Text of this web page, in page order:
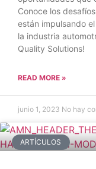
Conoce los
están impulsando
la industria
Quality Solutions!
READ MORE »
junio 1, 2023 No hay
ARTÍCULOS